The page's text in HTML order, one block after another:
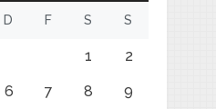
D F S S
1 2
6 7 8 9